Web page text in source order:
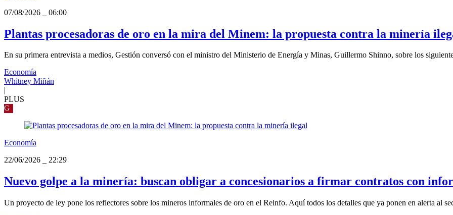
07/08/2026
06:00
Plantas procesadoras de oro en la mira del Minem: la propuesta contra la minería
En su primera entrevista a medios, Gestión conversó con el ministro del Ministerio de Energía y Minas, Guillermo Shinno, sobre los
Economía
Whitney Miñán
PLUS
G
Economía
22/06/2026
22:29
Nuevo golpe a la minería: buscan obligar a concesionarios a firmar contratos con
Un proyecto de ley pone los reflectores sobre los mineros informales de oro en el Reinfo. Aquí todos los detalles que ya ponen en alerta al